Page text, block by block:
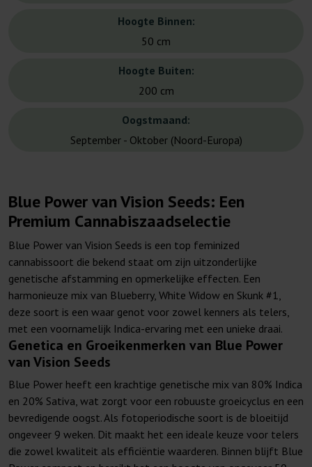
Hoogte Binnen:
50 cm
Hoogte Buiten:
200 cm
Oogstmaand:
September - Oktober (Noord-Europa)
Blue Power van Vision Seeds: Een
Premium Cannabiszaadselectie
Blue Power van Vision Seeds is een top feminized
cannabissoort die bekend staat om zijn uitzonderlijke
genetische afstamming en opmerkelijke effecten. Een
harmonieuze mix van Blueberry, White Widow en Skunk #1,
deze soort is een waar genot voor zowel kenners als telers,
met een voornamelijk Indica-ervaring met een unieke draai.
Genetica en Groeikenmerken van Blue Power
van Vision Seeds
Blue Power heeft een krachtige genetische mix van 80% Indica
en 20% Sativa, wat zorgt voor een robuuste groeicyclus en een
bevredigende oogst. Als fotoperiodische soort is de bloeitijd
ongeveer 9 weken. Dit maakt het een ideale keuze voor telers
die zowel kwaliteit als efficiëntie waarderen. Binnen blijft Blue